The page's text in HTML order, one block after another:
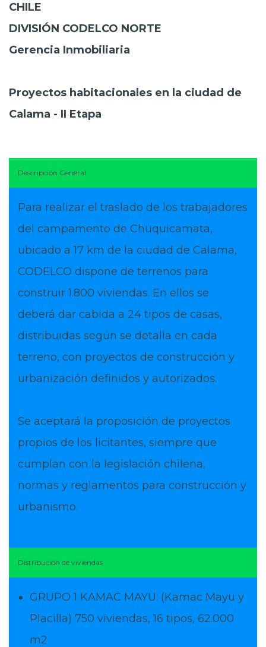
CHILE
DIVISIÓN CODELCO NORTE
Gerencia Inmobiliaria
Proyectos habitacionales en la ciudad de
Calama - II Etapa
Descripción General
Para realizar el traslado de los trabajadores
del campamento de Chuquicamata,
ubicado a 17 km de la ciudad de Calama,
CODELCO dispone de terrenos para
construir 1.800 viviendas. En ellos se
deberá dar cabida a 24 tipos de casas,
distribuidas según se detalla en cada
terreno, con proyectos de construcción y
urbanización definidos y autorizados.
Se aceptará la proposición de proyectos
propios de los licitantes, siempre que
cumplan con la legislación chilena,
normas y reglamentos para construcción y
urbanismo.
Distribución de viviendas
GRUPO 1 KAMAC MAYU: (Kamac Mayu y
Placilla) 750 viviendas, 16 tipos, 62.000
m2